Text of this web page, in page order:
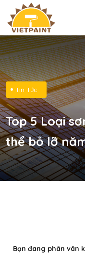
Tin Tức
Top 5 Loại
thể bỏ lỡ
Bạn đang phân vân